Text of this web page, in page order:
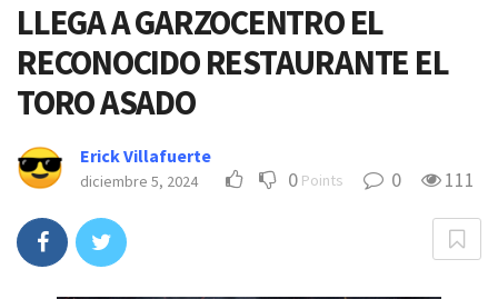
LLEGA A GARZOCENTRO EL
RECONOCIDO RESTAURANTE EL
TORO ASADO
Erick Villafuerte
diciembre 5, 2024 0 Points 0 111